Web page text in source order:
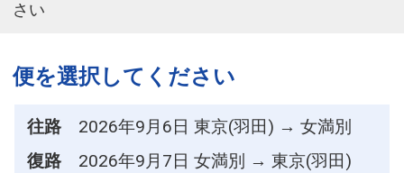
さい
便を選択してください
往路
2026年9月6日 東京(羽田) → 女満別
復路
2026年9月7日 女満別 → 東京(羽田)